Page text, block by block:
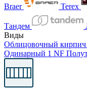
Braer Terex
Тандем
Виды
Облицовочный кирпич
Одинарный 1 NF